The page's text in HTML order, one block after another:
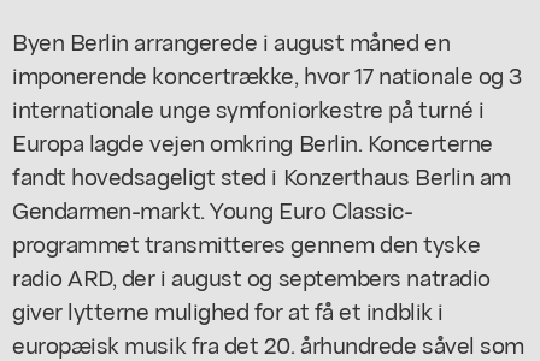
Byen Berlin arrangerede i august måned en
imponerende koncertrække, hvor 17 nationale og 3
internationale unge symfoniorkestre på turné i
Europa lagde vejen omkring Berlin. Koncerterne
fandt hovedsageligt sted i Konzerthaus Berlin am
Gendarmen-markt. Young Euro Classic-
programmet transmitteres gennem den tyske
radio ARD, der i august og septembers natradio
giver lytterne mulighed for at få et indblik i
europæisk musik fra det 20. århundrede såvel som